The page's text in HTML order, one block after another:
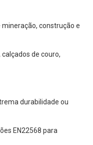
mineração, construção e
de couro,
durabilidade ou
EN22568 para